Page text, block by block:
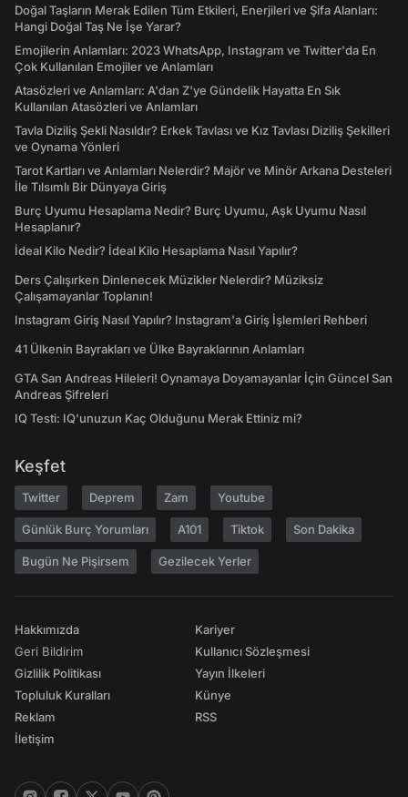
Doğal Taşların Merak Edilen Tüm Etkileri, Enerjileri ve Şifa Alanları:
Hangi Doğal Taş Ne İşe Yarar?
Emojilerin Anlamları: 2023 WhatsApp, Instagram ve Twitter'da En
Çok Kullanılan Emojiler ve Anlamları
Atasözleri ve Anlamları: A'dan Z'ye Gündelik Hayatta En Sık
Kullanılan Atasözleri ve Anlamları
Tavla Diziliş Şekli Nasıldır? Erkek Tavlası ve Kız Tavlası Diziliş Şekilleri
ve Oynama Yönleri
Tarot Kartları ve Anlamları Nelerdir? Majör ve Minör Arkana Desteleri
İle Tılsımlı Bir Dünyaya Giriş
Burç Uyumu Hesaplama Nedir? Burç Uyumu, Aşk Uyumu Nasıl
Hesaplanır?
İdeal Kilo Nedir? İdeal Kilo Hesaplama Nasıl Yapılır?
Ders Çalışırken Dinlenecek Müzikler Nelerdir? Müziksiz
Çalışamayanlar Toplanın!
Instagram Giriş Nasıl Yapılır? Instagram'a Giriş İşlemleri Rehberi
41 Ülkenin Bayrakları ve Ülke Bayraklarının Anlamları
GTA San Andreas Hileleri! Oynamaya Doyamayanlar İçin Güncel San
Andreas Şifreleri
IQ Testi: IQ'unuzun Kaç Olduğunu Merak Ettiniz mi?
Keşfet
Twitter Deprem Zam Youtube
Günlük Burç Yorumları A101 Tiktok Son Dakika
Bugün Ne Pişirsem Gezilecek Yerler
Hakkımızda
Geri Bildirim
Gizlilik Politikası
Topluluk Kuralları
Reklam
İletişim
Kariyer
Kullanıcı Sözleşmesi
Yayın İlkeleri
Künye
RSS